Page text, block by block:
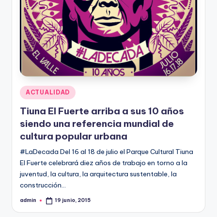
Publicado
en
ACTUALIDAD
Tiuna El Fuerte arriba a sus 10 años
siendo una referencia mundial de
cultura popular urbana
#LaDecada Del 16 al 18 de julio el Parque Cultural Tiuna
El Fuerte celebrará diez años de trabajo en torno a la
juventud, la cultura, la arquitectura sustentable, la
construcción…
Publicado
admin 19 junio, 2015